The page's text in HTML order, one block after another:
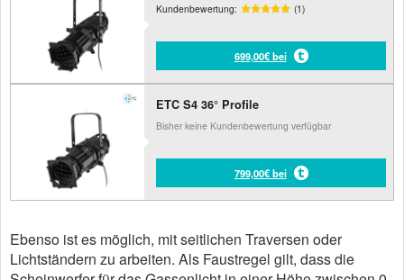
Kundenbewertung: (1)
699,00€ bei
ETC S4 36° Profile
Bisher keine Kundenbewertung verfügbar
799,00€ bei
Ebenso ist es möglich, mit seitlichen Traversen oder
Lichtständern zu arbeiten. Als Faustregel gilt, dass die